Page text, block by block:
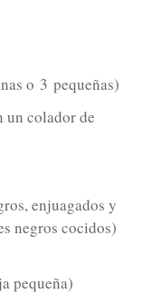
o 3 pequeñas)
un colador de
enjuagados y
negros cocidos)
pequeña)